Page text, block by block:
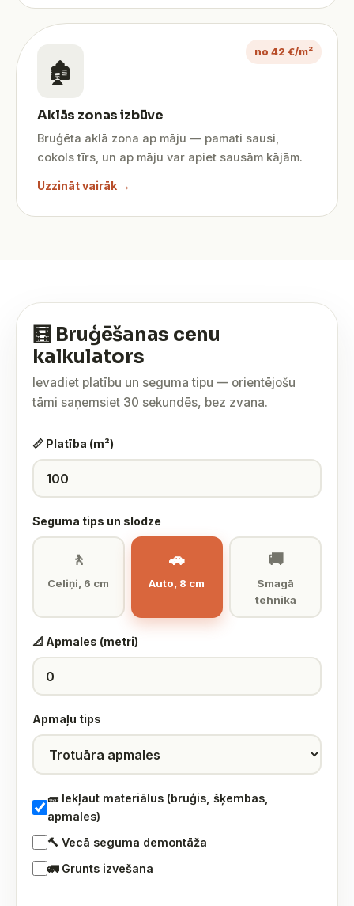
no 42 €/m²
🏚️
Aklās zonas izbūve
Bruģēta aklā zona ap māju — pamati sausi,
cokols tīrs, un ap māju var apiet sausām kājām.
Uzzināt vairāk →
🧮 Bruģēšanas cenu
kalkulators
Ievadiet platību un seguma tipu — orientējošu
tāmi saņemsiet 30 sekundēs, bez zvana.
📏 Platība (m²)
Seguma tips un slodze
🚶
Celiņi, 6 cm
🚗
Auto, 8 cm
🚚
Smagā
tehnika
📐 Apmales (metri)
Apmaļu tips
🧱 Iekļaut materiālus (bruģis, šķembas,
apmales)
🔨 Vecā seguma demontāža
🚛 Grunts izvešana